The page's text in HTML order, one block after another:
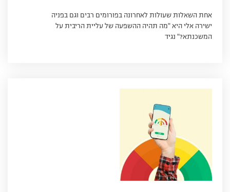
אחת השאלות שעולות לאחרונה בפורומים רבים וגם בפניה
ישירה אלי היא "מה תהיה ההשפעה של עליית הריבית על
המשכנתא?" נגיד